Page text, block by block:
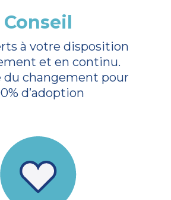
Conseil
à votre disposition
et en continu.
du changement pour
d’adoption